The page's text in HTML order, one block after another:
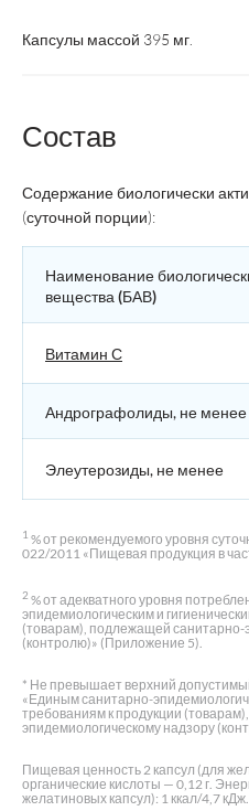
Капсулы массой 395 мг.
Состав
Содержание биологически
(суточной порции):
Наименование
вещества (БАВ)
Витамин С
Андрографолиды, не менее
Элеутерозиды, не менее
1 % от рекомендуемого уровня
022/2011 «Пищевая продукция в
2 % от адекватного уровня
эпидемиологическим и
(товарам), подлежащей санитарно-
(контролю)» (Приложение 5).
* Не превышает верхний
«Единым санитарно-
требованиям к продукции
эпидемиологическому надзору
Пищевая ценность 2 капсул (для
органические кислоты — 0,12 г.
желатиновых капсул): 1 ккал/4,7 кДж.